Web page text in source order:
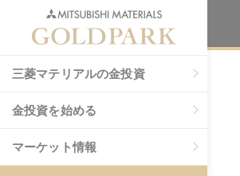
三菱マテリアルの金投資
金投資を始める
マーケット情報